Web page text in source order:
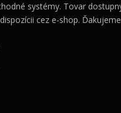
systémy. Tovar
cez e-shop.